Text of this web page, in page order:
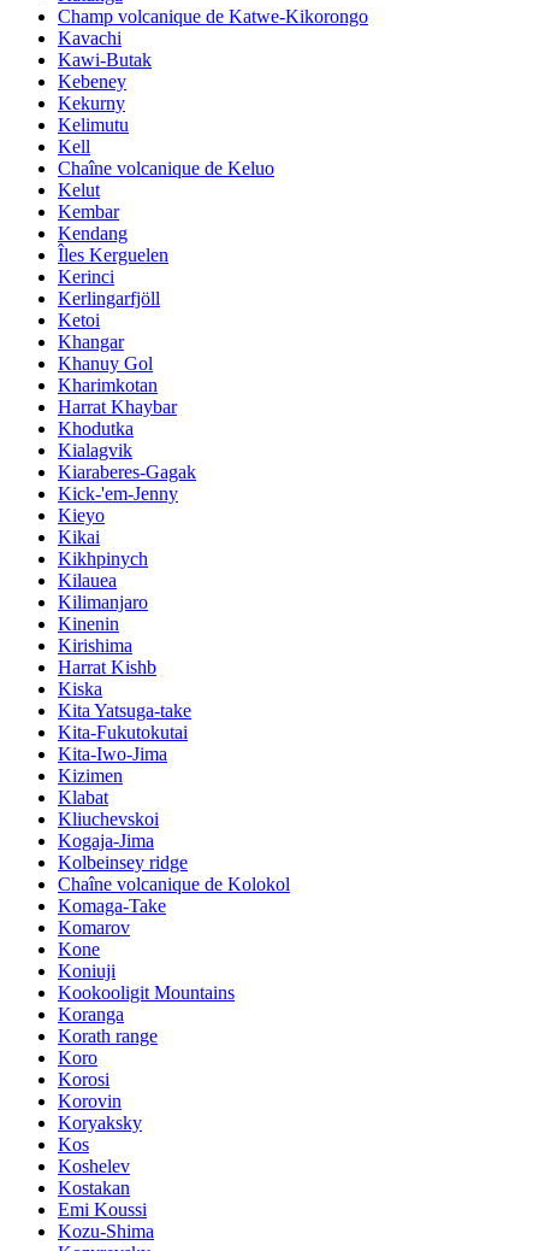
Champ volcanique de Katwe-Kikorongo
Kavachi
Kawi-Butak
Kebeney
Kekurny
Kelimutu
Kell
Chaîne volcanique de Keluo
Kelut
Kembar
Kendang
Îles Kerguelen
Kerinci
Kerlingarfjöll
Ketoi
Khangar
Khanuy Gol
Kharimkotan
Harrat Khaybar
Khodutka
Kialagvik
Kiaraberes-Gagak
Kick-'em-Jenny
Kieyo
Kikai
Kikhpinych
Kilauea
Kilimanjaro
Kinenin
Kirishima
Harrat Kishb
Kiska
Kita Yatsuga-take
Kita-Fukutokutai
Kita-Iwo-Jima
Kizimen
Klabat
Kliuchevskoi
Kogaja-Jima
Kolbeinsey ridge
Chaîne volcanique de Kolokol
Komaga-Take
Komarov
Kone
Koniuji
Kookooligit Mountains
Koranga
Korath range
Koro
Korosi
Korovin
Koryaksky
Kos
Koshelev
Kostakan
Emi Koussi
Kozu-Shima